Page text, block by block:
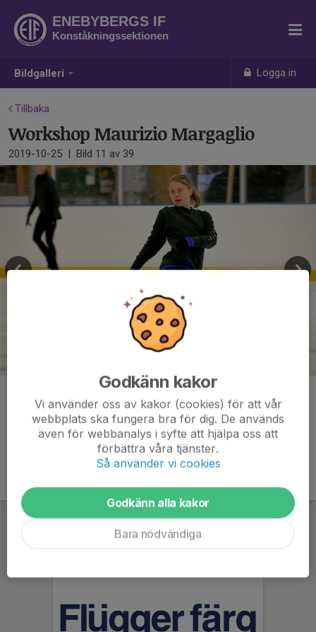
Bildgalleri Logga in
ENEBYBERGS IF
Konståkningssektionen
Tillbaka
Workshop Maurizio Margaglio
2019-10-25 | Bild 11 av 39
Kommentarer
Godkänn kakor
Vi använder oss av kakor (cookies) för att vår
webbplats ska fungera bra för dig. De används
även för webbanalys i syfte att hjälpa oss att
förbättra våra tjänster.
Så använder vi cookies
Godkänn alla kakor
Bara nödvändiga